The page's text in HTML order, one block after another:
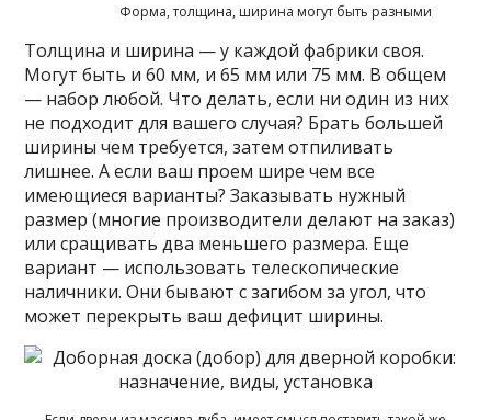
Форма, толщина, ширина могут быть разными
Толщина и ширина — у каждой фабрики своя.
Могут быть и 60 мм, и 65 мм или 75 мм. В общем
— набор любой. Что делать, если ни один из них
не подходит для вашего случая? Брать большей
ширины чем требуется, затем отпиливать
лишнее. А если ваш проем шире чем все
имеющиеся варианты? Заказывать нужный
размер (многие производители делают на заказ)
или сращивать два меньшего размера. Еще
вариант — использовать телескопические
наличники. Они бывают с загибом за угол, что
может перекрыть ваш дефицит ширины.